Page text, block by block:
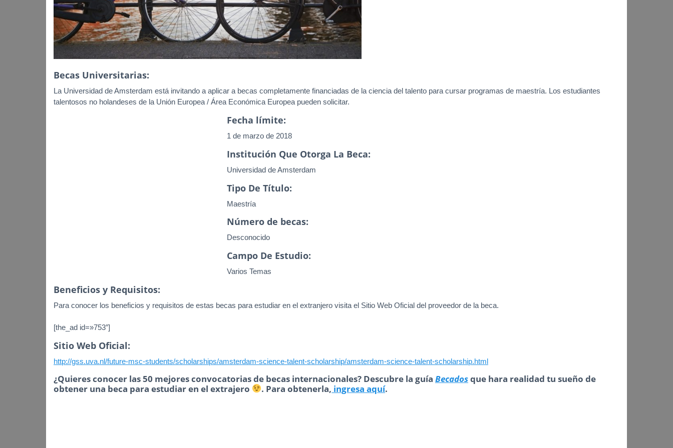
Becas Universitarias:
La Universidad de Amsterdam está invitando a aplicar a becas completamente financiadas de la ciencia del talento para cursar programas de maestría. Los estudiantes
talentosos no holandeses de la Unión Europea / Área Económica Europea pueden solicitar.
Fecha límite:
1 de marzo de 2018
Institución Que Otorga La Beca:
Universidad de Amsterdam
Tipo De Título:
Maestría
Número de becas:
Desconocido
Campo De Estudio:
Varios Temas
Beneficios y Requisitos:
Para conocer los beneficios y requisitos de estas becas para estudiar en el extranjero visita el Sitio Web Oficial del proveedor de la beca.
[the_ad id=»753″]
Sitio Web Oficial:
http://gss.uva.nl/future-msc-students/scholarships/amsterdam-science-talent-scholarship/amsterdam-science-talent-scholarship.html
¿Quieres conocer las 50 mejores convocatorias de becas internacionales? Descubre la guía Becadosque hara realidad tu sueño de
obtener una beca para estudiar en el extrajero
. Para obtenerla, ingresa aquí.